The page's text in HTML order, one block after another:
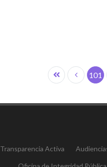
101
Transparencia Activa